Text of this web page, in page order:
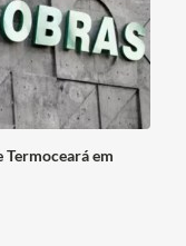
Termoceará em